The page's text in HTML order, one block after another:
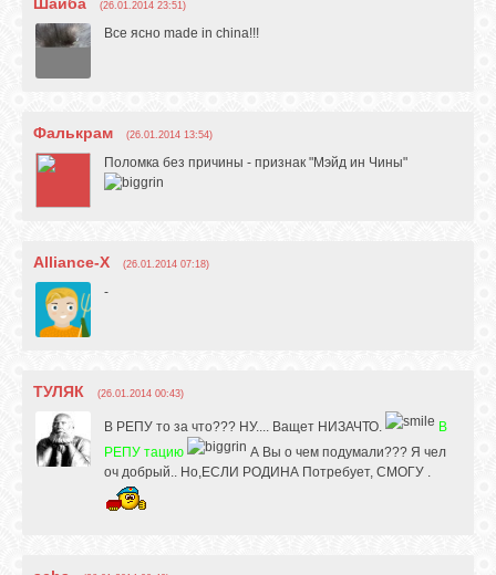
(26.01.2014 23:51)
Все ясно made in china!!!
Фалькрам (26.01.2014 13:54)
Поломка без причины - признак "Мэйд ин Чины"
Alliance-X (26.01.2014 07:18)
-
ТУЛЯК (26.01.2014 00:43)
В РЕПУ то за что??? НУ.... Ващет НИЗАЧТО.
В
РЕПУ тацию
А Вы о чем подумали??? Я чел
оч добрый.. Но,ЕСЛИ РОДИНА Потребует, СМОГУ .